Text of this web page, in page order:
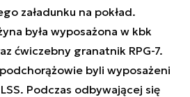
załadunku na pokład.
była wyposażona w kbk
ćwiczebny granatnik RPG-7.
byli wyposażeni
Podczas odbywającej się